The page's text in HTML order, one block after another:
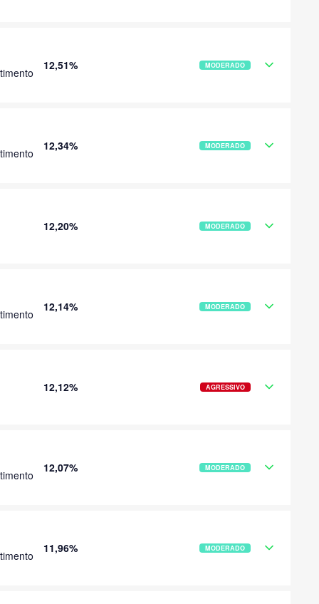
12,51% MODERADO
12,34% MODERADO
12,20% MODERADO
12,14% MODERADO
12,12% AGRESSIVO
12,07% MODERADO
11,96% MODERADO